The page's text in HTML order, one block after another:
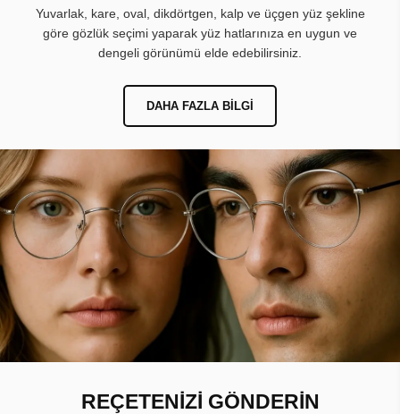
Yuvarlak, kare, oval, dikdörtgen, kalp ve üçgen yüz şekline
göre gözlük seçimi yaparak yüz hatlarınıza en uygun ve
dengeli görünümü elde edebilirsiniz.
DAHA FAZLA BILGI
REÇETENİZİ GÖNDERİN